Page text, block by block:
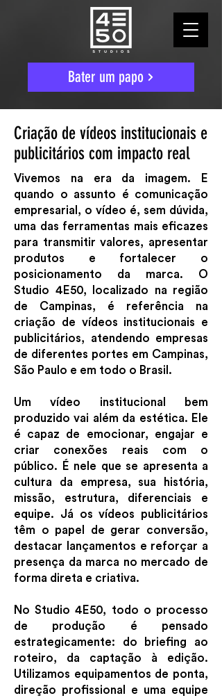
Bater um papo
Criação de vídeos institucionais e
publicitários com impacto real
Vivemos na era da imagem. E
quando o assunto é comunicação
empresarial, o vídeo é, sem dúvida,
uma das ferramentas mais eficazes
para transmitir valores, apresentar
produtos e fortalecer o
posicionamento da marca. O
Studio 4E50, localizado na região
de Campinas, é referência na
criação de vídeos institucionais e
publicitários, atendendo empresas
de diferentes portes em Campinas,
São Paulo e em todo o Brasil.
Um vídeo institucional bem
produzido vai além da estética. Ele
é capaz de emocionar, engajar e
criar conexões reais com o
público. É nele que se apresenta a
cultura da empresa, sua história,
missão, estrutura, diferenciais e
equipe. Já os vídeos publicitários
têm o papel de gerar conversão,
destacar lançamentos e reforçar a
presença da marca no mercado de
forma direta e criativa.
No Studio 4E50, todo o processo
de produção é pensado
estrategicamente: do briefing ao
roteiro, da captação à edição.
Utilizamos equipamentos de ponta,
direção profissional e uma equipe